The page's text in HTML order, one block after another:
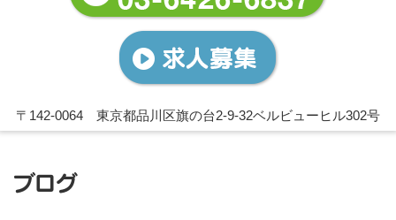
〒142-0064 東京都品川区旗の台2-9-32ベルビューヒル302号
ブログ